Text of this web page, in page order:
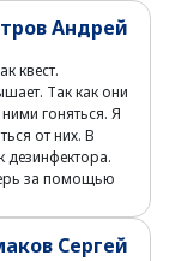
квест.
Так как они
гоняться. Я
от них. В
за помощью